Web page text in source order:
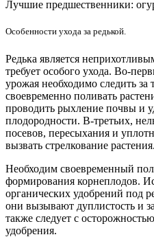
Лучшие предшественники:
Особенности ухода за редькой.
Редька является
требует особого ухода. Во-
урожая необходимо следить
своевременно поливать
проводить рыхление почвы и
плодородности. В-третьих,
посевов, пересыхания и
вызвать стрелкование растения.
Необходим своевременный
формирования корнеплодов.
органических удобрений под
они вызывают дуплистость и
также следует с
удобрения.